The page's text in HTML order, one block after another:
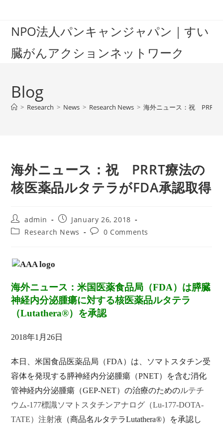
contentNPO法人パンキャンジャパン｜すい
臓がんアクションネットワーク
Blog
> Research > News > Research News > 海外ニュース：祝 PRRT
海外ニュース：祝 PRRT療法の
核医薬品ルタテラがFDA承認取得
Post
author:
admin
Post
published:
January 26, 2018
PostResearch News
Post0 Comments
海外ニュース：米国医薬食品局（FDA）は膵臓
神経内分泌腫瘍に対する核医薬品ルタテラ
（Lutathera®）を承認
2018年1月26日
本日、米国食品医薬品局（FDA）は、ソマトスタチン受
容体を発現する膵神経内分泌腫瘍（PNET）を含む消化
管神経内分泌腫瘍（GEP-NET）の治療のためのルテチ
ウム-177標識ソマトスタチンアナログ（Lu-177-DOTA-
TATE）注射液 （商品名ルタテラLutathera®）を承認し